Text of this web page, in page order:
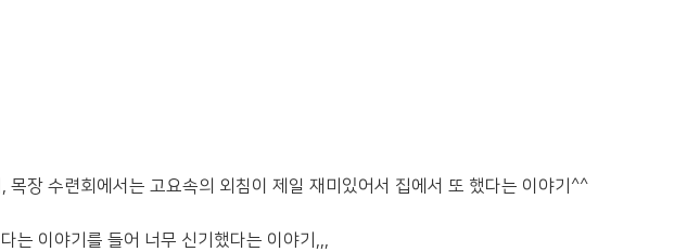
장 수련회에서는 고요속의 외침이 제일 재미있어서 집에서 또 했다는 이야기^^
는 이야기를 들어 너무 신기했다는 이야기,,,